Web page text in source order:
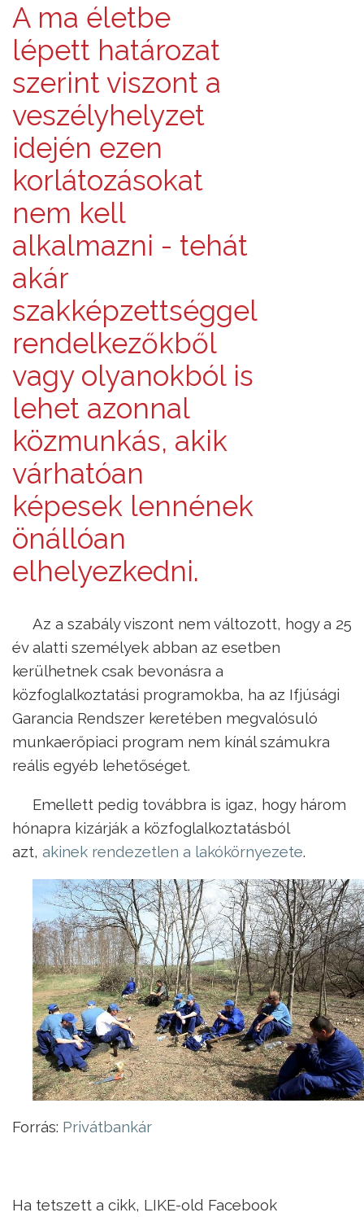
A ma életbe
lépett határozat
szerint viszont a
veszélyhelyzet
idején ezen
korlátozásokat
nem kell
alkalmazni - tehát
akár
szakképzettséggel
rendelkezőkből
vagy olyanokból is
lehet azonnal
közmunkás, akik
várhatóan
képesek lennének
önállóan
elhelyezkedni.
Az a szabály viszont nem változott, hogy a 25
év alatti személyek abban az esetben
kerülhetnek csak bevonásra a
közfoglalkoztatási programokba, ha az Ifjúsági
Garancia Rendszer keretében megvalósuló
munkaerőpiaci program nem kínál számukra
reális egyéb lehetőséget.
Emellett pedig továbbra is igaz, hogy három
hónapra kizárják a közfoglalkoztatásból
azt, akinek rendezetlen a lakókörnyezete.
Forrás: Privátbankár
Ha tetszett a cikk, LIKE-old Facebook